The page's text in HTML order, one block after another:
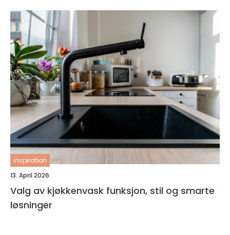
inspiration
13. April 2026
Valg av kjøkkenvask funksjon, stil og smarte
løsninger